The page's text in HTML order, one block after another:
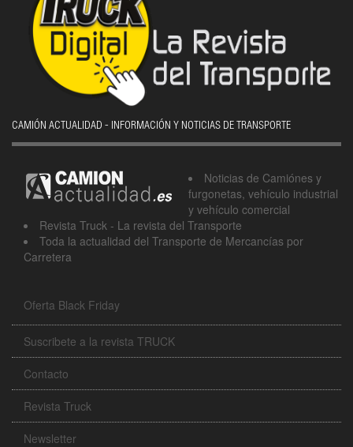
CAMIÓN ACTUALIDAD - INFORMACIÓN Y NOTICIAS DE TRANSPORTE
Noticias de Camiónes y
furgonetas, vehículo industrial
y vehículo comercial
Revista Truck - La revista del Transporte
Toda la actualidad del Transporte de Mercancías por
Carretera
Oferta Black Friday
Suscribete a la revista TRUCK
Contacto
Revista Truck
Newsletter